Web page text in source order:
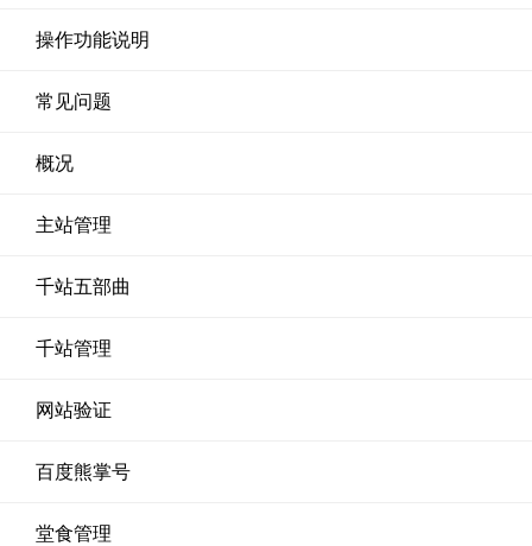
操作功能说明
常见问题
概况
主站管理
千站五部曲
千站管理
网站验证
百度熊掌号
堂食管理